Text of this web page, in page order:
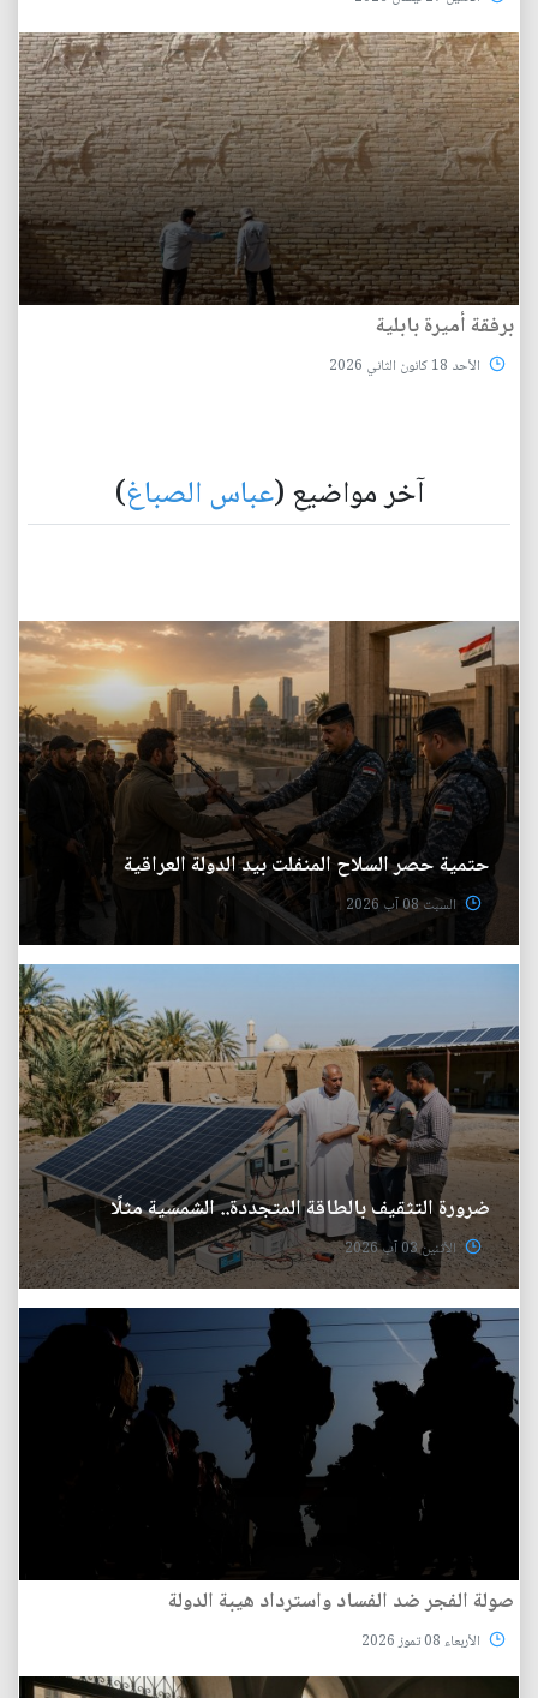
برفقة أميرة بابلية
الأحد 18 كانون الثاني 2026
آخر مواضيع (عباس الصباغ)
حتمية حصر السلاح المنفلت بيد الدولة العراقية
السبت 08 آب 2026
ضرورة التثقيف بالطاقة المتجددة.. الشمسية مثلًا
الأثنين 03 آب 2026
صولة الفجر ضد الفساد واسترداد هيبة الدولة
الأربعاء 08 تموز 2026